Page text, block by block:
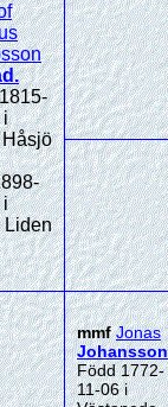
.
i
i
Liden
mmfJonas
Johansson
Född 1772-
11-06 i